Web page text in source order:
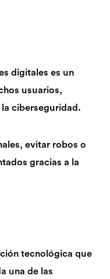
digitales es un
usuarios,
ciberseguridad.
evitar robos o
gracias a la
tecnológica que
una de las